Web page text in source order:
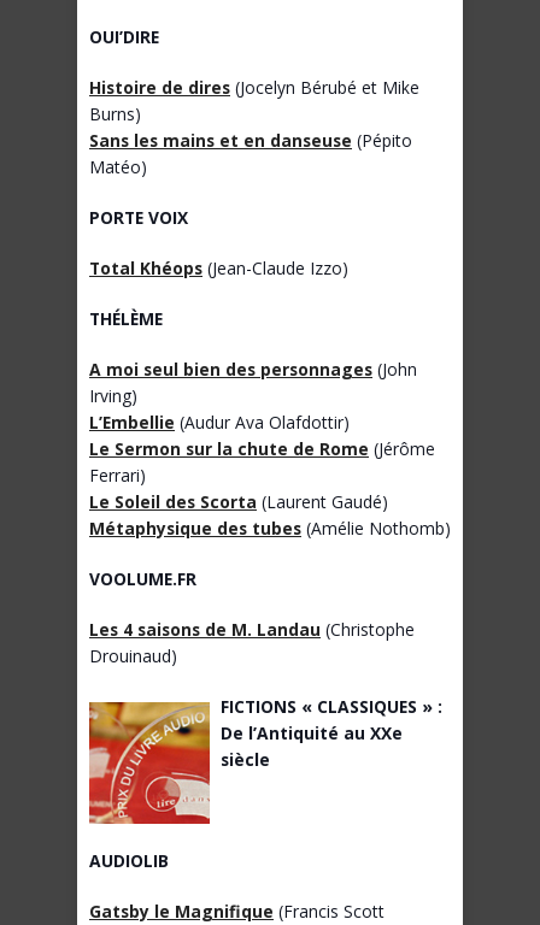
OUI’DIRE
Histoire de dires (Jocelyn Bérubé et Mike
Burns)
Sans les mains et en danseuse (Pépito
Matéo)
PORTE VOIX
Total Khéops (Jean-Claude Izzo)
THÉLÈME
A moi seul bien des personnages (John
Irving)
L’Embellie (Audur Ava Olafdottir)
Le Sermon sur la chute de Rome (Jérôme
Ferrari)
Le Soleil des Scorta (Laurent Gaudé)
Métaphysique des tubes (Amélie Nothomb)
VOOLUME.FR
Les 4 saisons de M. Landau (Christophe
Drouinaud)
FICTIONS « CLASSIQUES » :
De l’Antiquité au XXe
siècle
AUDIOLIB
Gatsby le Magnifique (Francis Scott